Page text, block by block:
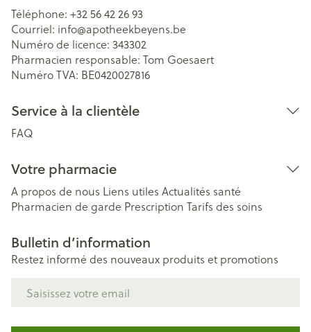
Téléphone: +32 56 42 26 93
Courriel: info@apotheekbeyens.be
Numéro de licence: 343302
Pharmacien responsable: Tom Goesaert
Numéro TVA: BE0420027816
Service à la clientèle
FAQ
Votre pharmacie
A propos de nous Liens utiles Actualités santé
Pharmacien de garde Prescription Tarifs des soins
Bulletin d’information
Restez informé des nouveaux produits et promotions